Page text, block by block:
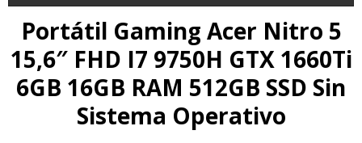
Inicio
Alimentación
Portátil Gaming Acer Nitro 5
15,6″ FHD I7 9750H GTX 1660Ti
6GB 16GB RAM 512GB SSD Sin
Sistema Operativo